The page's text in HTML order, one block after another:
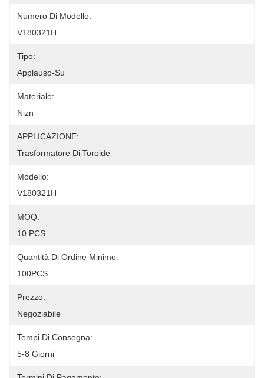
Numero Di Modello:
V180321H
Tipo:
Applauso-Su
Materiale:
Nizn
APPLICAZIONE:
Trasformatore Di Toroide
Modello:
V180321H
MOQ:
10 PCS
Quantità Di Ordine Minimo:
100PCS
Prezzo:
Negoziabile
Tempi Di Consegna:
5-8 Giorni